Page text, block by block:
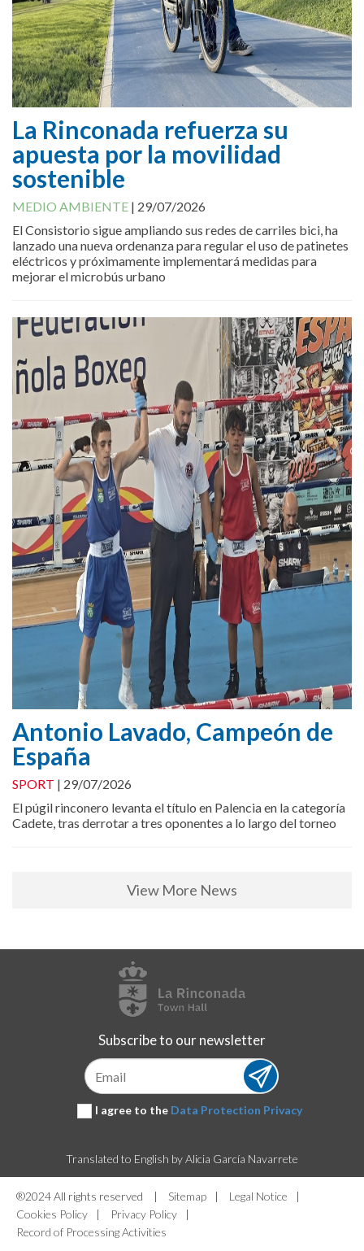
La Rinconada refuerza su
apuesta por la movilidad
sostenible
MEDIO AMBIENTE | 29/07/2026
El Consistorio sigue ampliando sus redes de carriles bici, ha
lanzado una nueva ordenanza para regular el uso de patinetes
eléctricos y próximamente implementará medidas para
mejorar el microbús urbano
Antonio Lavado, Campeón de
España
SPORT | 29/07/2026
El púgil rinconero levanta el título en Palencia en la categoría
Cadete, tras derrotar a tres oponentes a lo largo del torneo
View More News
Subscribe to our newsletter
I agree to the Data Protection Privacy
Translated to English by Alicia García Navarrete
®2024 All rights reserved | Sitemap | Legal Notice
|
Cookies Policy
| Privacy Policy
|
Record of Processing Activities